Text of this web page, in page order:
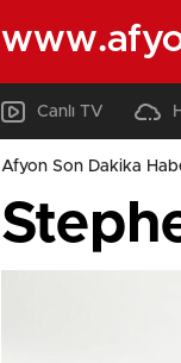
Canlı TV
Afyon Son Dakika